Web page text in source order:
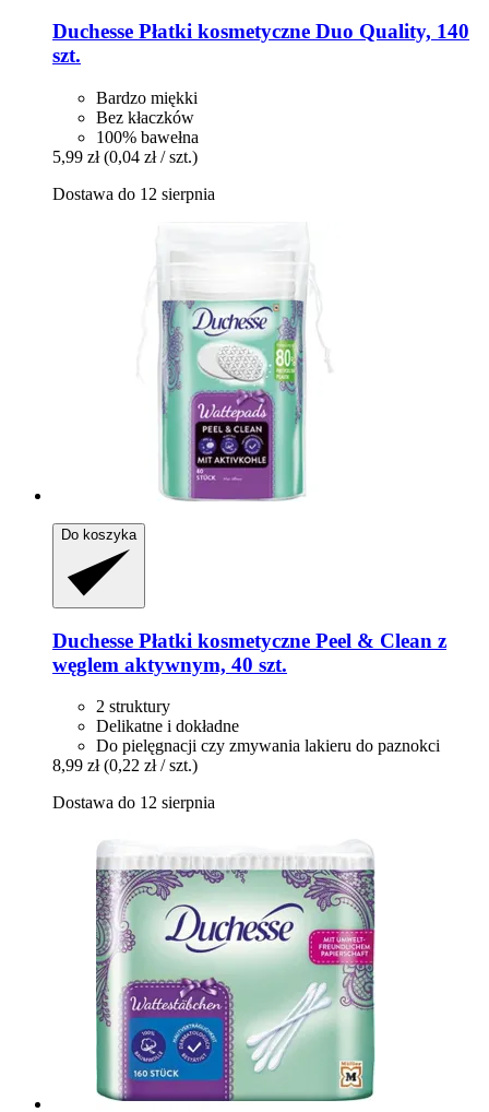
Duchesse Płatki kosmetyczne Duo Quality, 140
szt.
Bardzo miękki
Bez kłaczków
100% bawełna
5,99 zł (0,04 zł / szt.)
Dostawa do 12 sierpnia
Do koszyka
Duchesse Płatki kosmetyczne Peel & Clean z
węglem aktywnym, 40 szt.
2 struktury
Delikatne i dokładne
Do pielęgnacji czy zmywania lakieru do paznokci
8,99 zł (0,22 zł / szt.)
Dostawa do 12 sierpnia